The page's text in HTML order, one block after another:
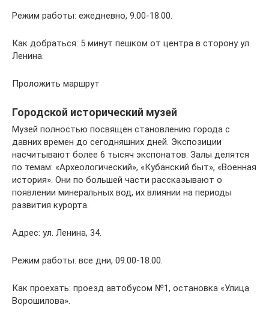
Режим работы: ежедневно, 9.00-18.00.
Как добраться: 5 минут пешком от центра в сторону ул.
Ленина.
Проложить маршрут
Городской исторический музей
Музей полностью посвящен становлению города с
давних времен до сегодняшних дней. Экспозиции
насчитывают более 6 тысяч экспонатов. Залы делятся
по темам: «Археологический», «Кубанский быт», «Военная
история». Они по большей части рассказывают о
появлении минеральных вод, их влиянии на периоды
развития курорта.
Адрес: ул. Ленина, 34.
Режим работы: все дни, 09.00-18.00.
Как проехать: проезд автобусом №1, остановка «Улица
Ворошилова».